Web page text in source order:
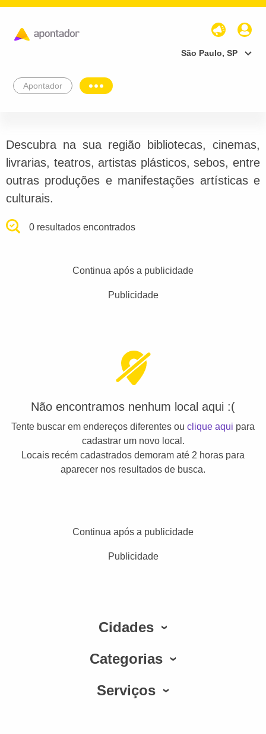
São Paulo, SP
Apontador
Descubra na sua região bibliotecas, cinemas,
livrarias, teatros, artistas plásticos, sebos, entre
outras produções e manifestações artísticas e
culturais.
0 resultados encontrados
Continua após a publicidade
Publicidade
Não encontramos nenhum local aqui :(
Tente buscar em endereços diferentes ou clique aqui para
cadastrar um novo local.
Locais recém cadastrados demoram até 2 horas para
aparecer nos resultados de busca.
Continua após a publicidade
Publicidade
Cidades
Categorias
Serviços